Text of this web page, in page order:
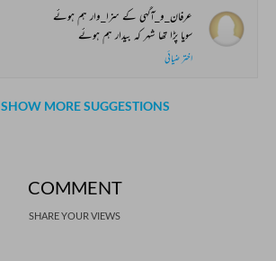
عرفان_و_آگہی کے سزا_وار ہم ہوئے
سویا پڑا تھا شہر کہ بیدار ہم ہوئے
اختر ضیائی
SHOW MORE SUGGESTIONS
COMMENT
SHARE YOUR VIEWS